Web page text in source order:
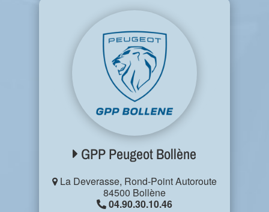
GPP Peugeot Bollène
La Deverasse, Rond-Point Autoroute
84500 Bollène
04.90.30.10.46